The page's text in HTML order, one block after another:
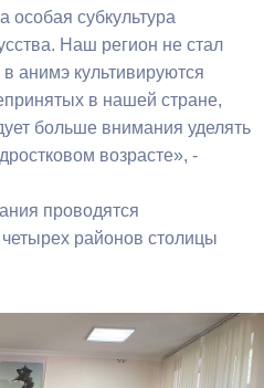
субкультура
Наш регион не стал
анимэ культивируются
в нашей стране,
больше внимания уделять
возрасте», -
проводятся
районов столицы